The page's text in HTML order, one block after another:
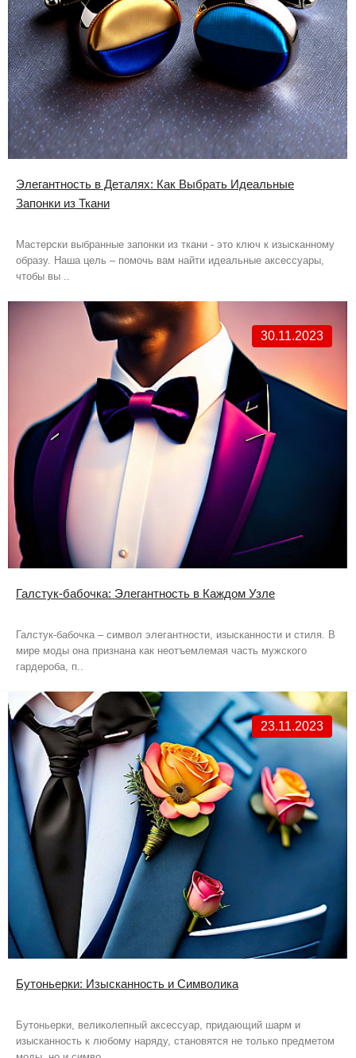
Элегантность в Деталях: Как Выбрать Идеальные
Запонки из Ткани
Мастерски выбранные запонки из ткани - это ключ к изысканному
образу. Наша цель – помочь вам найти идеальные аксессуары,
чтобы вы ..
30.11.2023
Галстук-бабочка: Элегантность в Каждом Узле
Галстук-бабочка – символ элегантности, изысканности и стиля. В
мире моды она признана как неотъемлемая часть мужского
гардероба, п..
23.11.2023
Бутоньерки: Изысканность и Символика
Бутоньерки, великолепный аксессуар, придающий шарм и
изысканность к любому наряду, становятся не только предметом